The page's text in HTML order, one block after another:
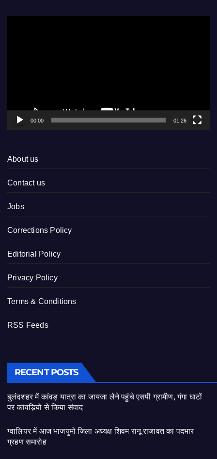
00:00 01:26
About us
Contact us
Jobs
Corrections Policy
Editorial Policy
Privacy Policy
Terms & Conditions
RSS Feeds
RECENT POSTS
बुलंदशहर में कांवड़ यात्रा का जायजा लेने पहुंचे एसपी ग्रामीण, गंगा घाटों
पर कांवड़ियों से किया संवाद
ग्वालियर में आज भाजयुमो जिला अध्यक्ष शिवम रानू राजावत का पदभार
ग्रहण समारोह